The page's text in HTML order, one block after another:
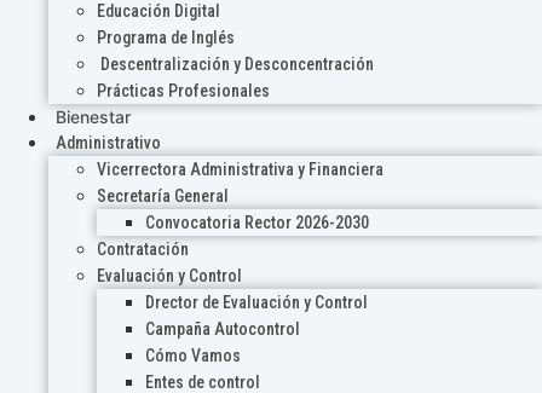
Educación Digital
Programa de Inglés
Descentralización y Desconcentración
Prácticas Profesionales
Bienestar
Administrativo
Vicerrectora Administrativa y Financiera
Secretaría General
Convocatoria Rector 2026-2030
Contratación
Evaluación y Control
Drector de Evaluación y Control
Campaña Autocontrol
Cómo Vamos
Entes de control